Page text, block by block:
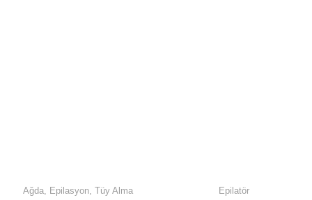
Ağda, Epilasyon, Tüy Alma
Epilatör